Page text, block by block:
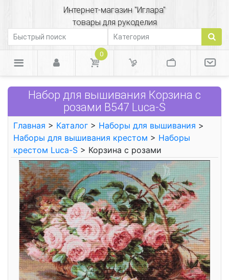
Интернет-магазин "Иглара"
товары для рукоделия
0
Набор для вышивания Корзина с
розами B547 Luca-S
Главная > Каталог > Наборы для вышивания >
Наборы для вышивания крестом > Наборы
крестом Luca-S > Корзина с розами